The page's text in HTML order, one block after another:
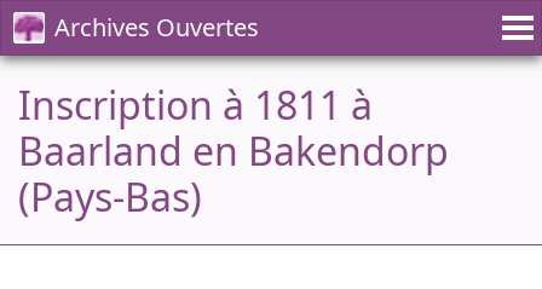
Archives Ouvertes
Inscription à 1811 à
Baarland en Bakendorp
(Pays-Bas)